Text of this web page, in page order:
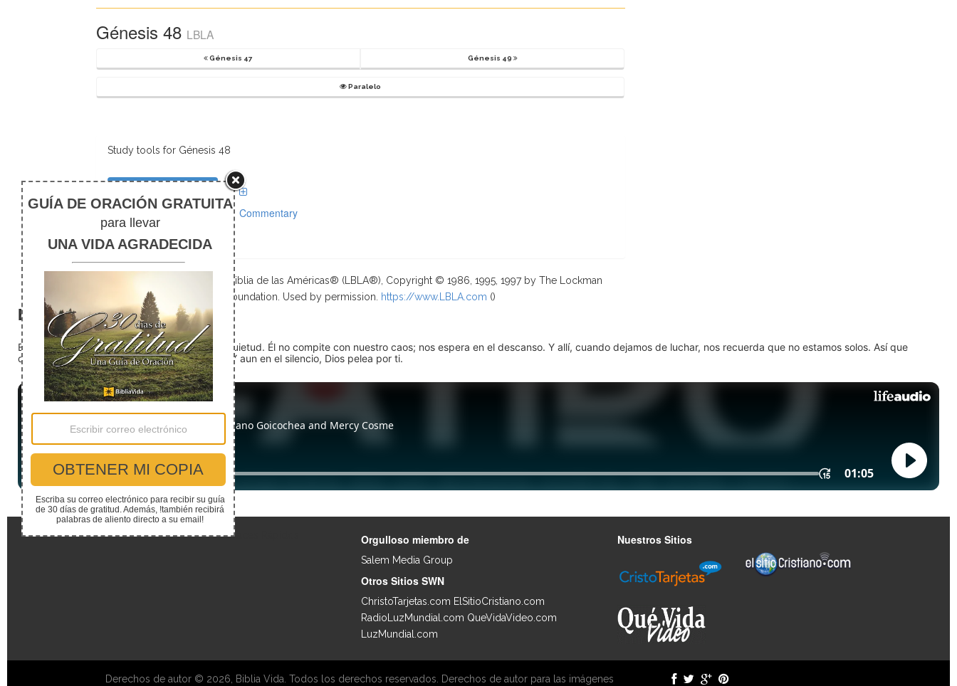
Génesis 48 LBLA
Génesis 47 Génesis 49
Paralelo
Study tools for Génesis 48
Commentary
Scripture taken from La Biblia de las Américas® (LBLA®), Copyright © 1986, 1995, 1997 by The Lockman
Foundation. Used by permission.
https://www.LBLA.com ()
El silencio
En medio del ruido, Dios nos encuentra en la quietud. Él no compite con nuestro caos; nos espera en el descanso. Y allí, cuando dejamos de luchar, nos recuerda que no estamos solos. Así que
detente (quédate quieto) Dios está presente. Y aun en el silencio, Dios pelea por ti.
Enlaces Rápidos Orgulloso miembro de
Salem Media Group
Otros Sitios SWN
ChristoTarjetas.com ElSitioCristiano.com
RadioLuzMundial.com QueVidaVideo.com
LuzMundial.com
Nuestros Sitios
Derechos de autor © 2026, Biblia Vida. Todos los derechos reservados. Derechos de autor para las imágenes